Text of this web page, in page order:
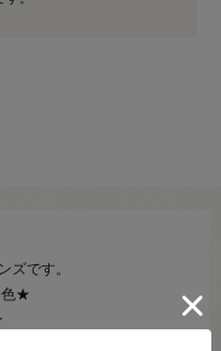
ズです。
色★